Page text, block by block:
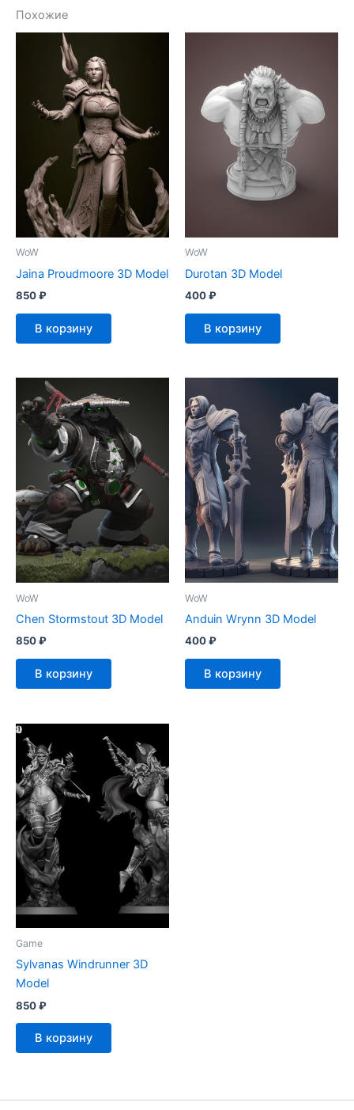
Похожие
WoW
Jaina Proudmoore 3D Model
850₽
В корзину
WoW
Durotan 3D Model
400₽
В корзину
WoW
Chen Stormstout 3D Model
850₽
В корзину
WoW
Anduin Wrynn 3D Model
400₽
В корзину
Game
Sylvanas Windrunner 3D
Model
850₽
В корзину